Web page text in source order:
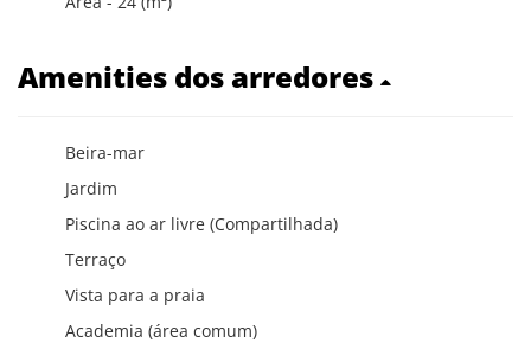
Amenities dos arredores
Beira-mar
Jardim
Piscina ao ar livre (Compartilhada)
Terraço
Vista para a praia
Academia (área comum)